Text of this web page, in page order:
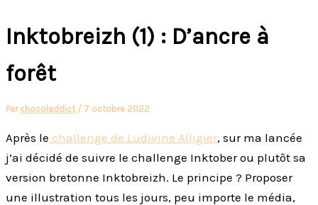
Inktobreizh (1) : D’ancre à
forêt
Par chocoladdict / 7 octobre 2022
Après le challenge de Ludivine Alligier, sur ma lancée
j’ai décidé de suivre le challenge Inktober ou plutôt sa
version bretonne Inktobreizh. Le principe ? Proposer
une illustration tous les jours, peu importe le média,